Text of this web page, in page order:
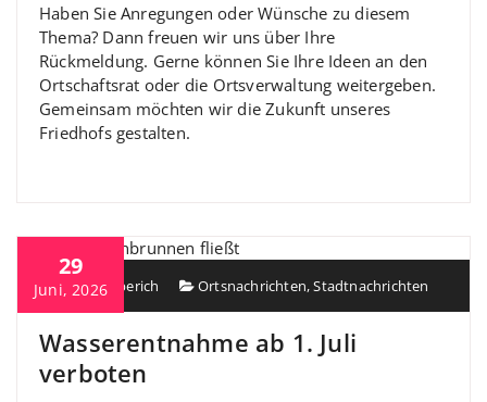
Haben Sie Anregungen oder Wünsche zu diesem
Thema? Dann freuen wir uns über Ihre
Rückmeldung. Gerne können Sie Ihre Ideen an den
Ortschaftsrat oder die Ortsverwaltung weitergeben.
Gemeinsam möchten wir die Zukunft unseres
Friedhofs gestalten.
29
Juni, 2026
Heiko Berberich Ortsnachrichten,Stadtnachrichten
Wasserentnahme ab 1. Juli
verboten